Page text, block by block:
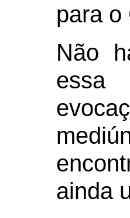
para o
Não
essa
ainda